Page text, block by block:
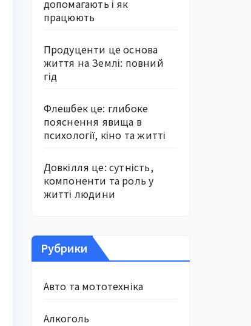
допомагають і як
працюють
Продуценти це основа
життя на Землі: повний
гід
Флешбек це: глибоке
пояснення явища в
психології, кіно та житті
Довкілля це: сутність,
компоненти та роль у
житті людини
Рубрики
Авто та мототехніка
Алкоголь